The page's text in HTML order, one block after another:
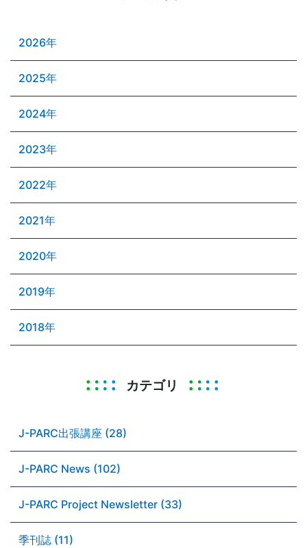
2026年
2025年
2024年
2023年
2022年
2021年
2020年
2019年
2018年
カテゴリ
J-PARC出張講座 (28)
J-PARC News (102)
J-PARC Project Newsletter (33)
季刊誌 (11)